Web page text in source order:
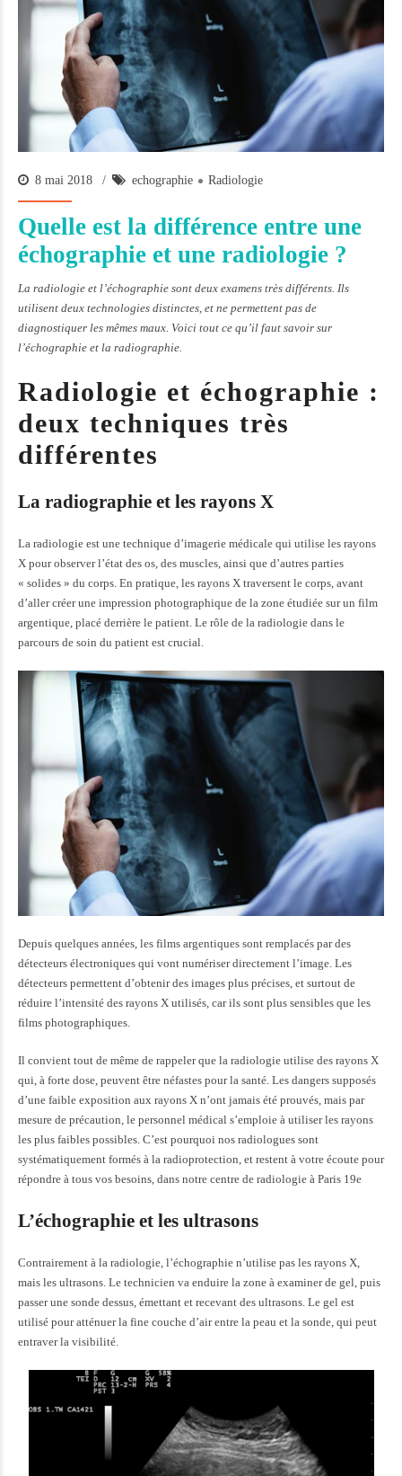
8 mai 2018 echographie Radiologie
Quelle est la différence entre une
échographie et une radiologie ?
La radiologie et l’échographie sont deux examens très différents. Ils
utilisent deux technologies distinctes, et ne permettent pas de
diagnostiquer les mêmes maux. Voici tout ce qu’il faut savoir sur
l’échographie et la radiographie.
Radiologie et échographie :
deux techniques très
différentes
La radiographie et les rayons X
La radiologie est une technique d’imagerie médicale qui utilise les rayons
X pour observer l’état des os, des muscles, ainsi que d’autres parties
« solides » du corps. En pratique, les rayons X traversent le corps, avant
d’aller créer une impression photographique de la zone étudiée sur un film
argentique, placé derrière le patient. Le rôle de la radiologie dans le
parcours de soin du patient est crucial.
Depuis quelques années, les films argentiques sont remplacés par des
détecteurs électroniques qui vont numériser directement l’image. Les
détecteurs permettent d’obtenir des images plus précises, et surtout de
réduire l’intensité des rayons X utilisés, car ils sont plus sensibles que les
films photographiques.
Il convient tout de même de rappeler que la radiologie utilise des rayons X
qui, à forte dose, peuvent être néfastes pour la santé. Les dangers supposés
d’une faible exposition aux rayons X n’ont jamais été prouvés, mais par
mesure de précaution, le personnel médical s’emploie à utiliser les rayons
les plus faibles possibles. C’est pourquoi nos radiologues sont
systématiquement formés à la radioprotection , et restent à votre écoute pour
répondre à tous vos besoins, dans notre centre de radiologie à Paris 19e
L’échographie et les ultrasons
Contrairement à la radiologie, l’échographie n’utilise pas les rayons X,
mais les ultrasons. Le technicien va enduire la zone à examiner de gel, puis
passer une sonde dessus, émettant et recevant des ultrasons. Le gel est
utilisé pour atténuer la fine couche d’air entre la peau et la sonde, qui peut
entraver la visibilité.